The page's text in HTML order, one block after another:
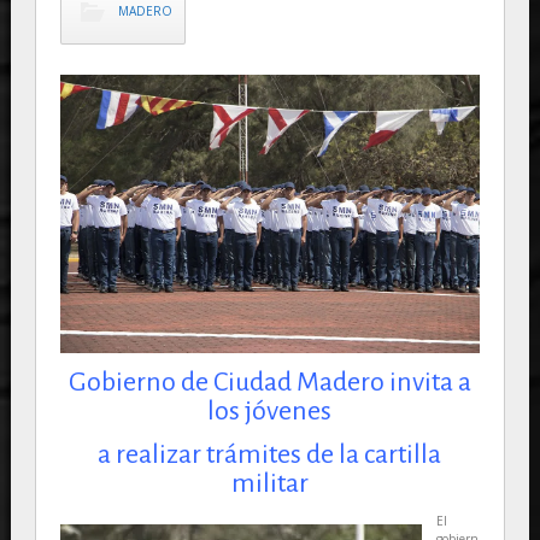
MADERO
Gobierno de Ciudad Madero invita a
los jóvenes
a realizar trámites de la cartilla
militar
El